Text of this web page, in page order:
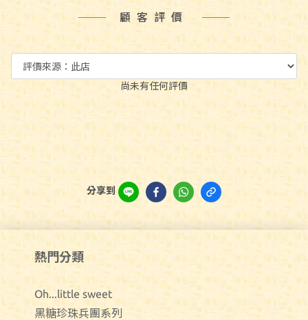
顧客評價
尚未有任何評價
分享到
熱門分類
Oh...little sweet
黑糖珍珠兵團系列